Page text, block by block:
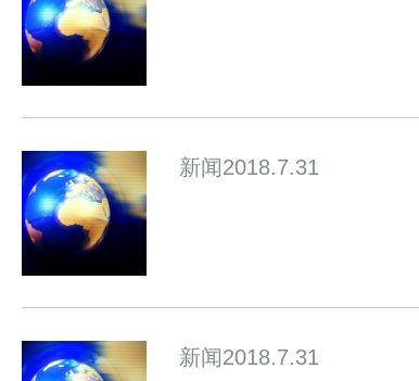
新闻2018.7.31
新闻2018.7.31